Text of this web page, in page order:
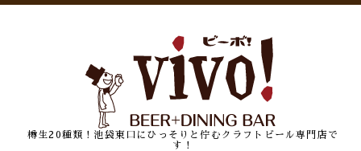
樽生20種類！池袋東口にひっそりと佇むクラフトビール専門店で
す！